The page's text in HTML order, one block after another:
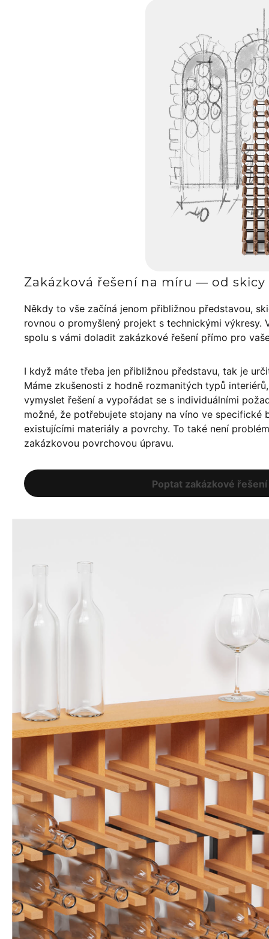
Zakázková řešení na míru — od
Někdy to vše začíná jenom přibližnou představou,
rovnou o promyšlený projekt s technickými výkresy.
spolu s vámi doladit zakázkové řešení přímo pro
I když máte třeba jen přibližnou představu, tak je
Máme zkušenosti z hodně rozmanitých typů
vymyslet řešení a vypořádat se s individuálními
možné, že potřebujete stojany na víno ve specifické
existujícími materiály a povrchy. To také není
zakázkovou povrchovou úpravu.
Poptat zakázkové řešení